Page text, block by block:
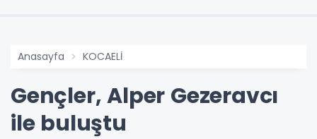
Anasayfa KOCAELİ
Gençler, Alper Gezeravcı
ile buluştu